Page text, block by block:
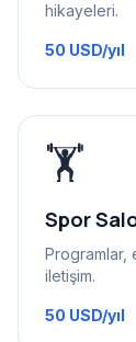
hikayeleri.
50 USD/yıl
🏋️
Spor
Programlar,
iletişim.
50 USD/yıl